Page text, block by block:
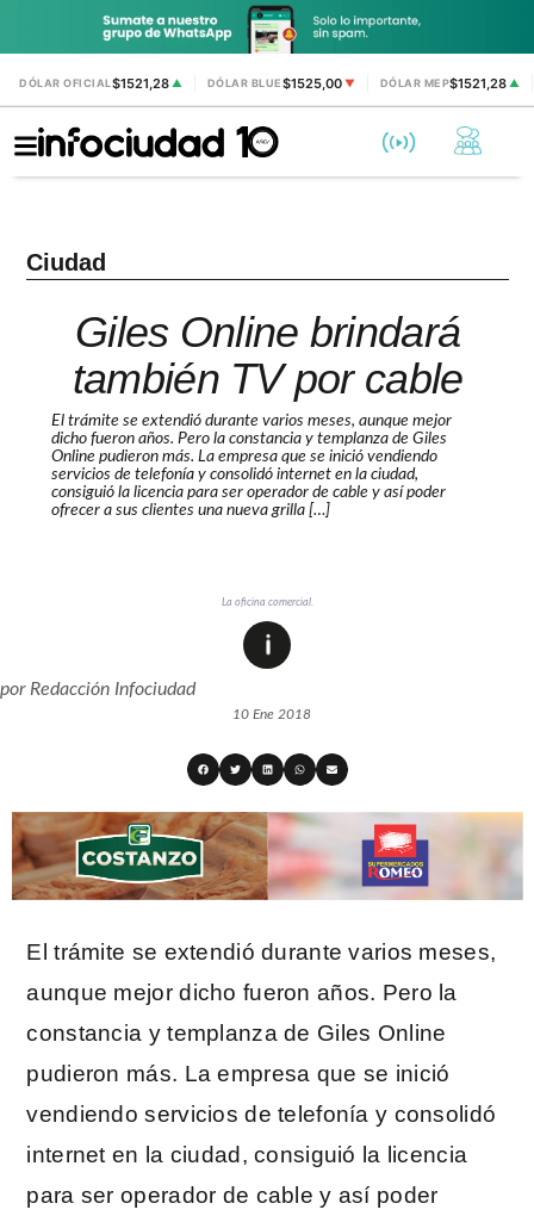
DÓLAR OFICIAL$1521,28 ▲ DÓLAR BLUE$1525,00 ▼ DÓLAR MEP$1521,28▲
Ciudad
Giles Online brindará
también TV por cable
El trámite se extendió durante varios meses, aunque mejor
dicho fueron años. Pero la constancia y templanza de Giles
Online pudieron más. La empresa que se inició vendiendo
servicios de telefonía y consolidó internet en la ciudad,
consiguió la licencia para ser operador de cable y así poder
ofrecer a sus clientes una nueva grilla […]
La oficina comercial.
porRedacción Infociudad
10 Ene 2018
El trámite se extendió durante varios meses,
aunque mejor dicho fueron años. Pero la
constancia y templanza de Giles Online
pudieron más. La empresa que se inició
vendiendo servicios de telefonía y consolidó
internet en la ciudad, consiguió la licencia
para ser operador de cable y así poder